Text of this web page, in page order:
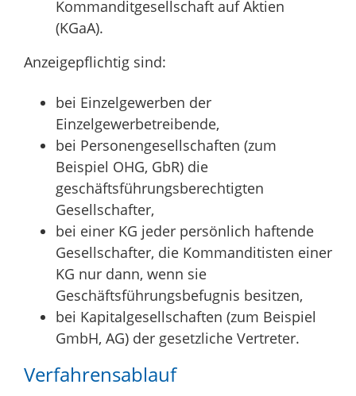
Kommanditgesellschaft auf Aktien
(KGaA).
Anzeigepflichtig sind:
bei Einzelgewerben der
Einzelgewerbetreibende,
bei Personengesellschaften (zum
Beispiel OHG, GbR) die
geschäftsführungsberechtigten
Gesellschafter,
bei einer KG jeder persönlich haftende
Gesellschafter, die Kommanditisten einer
KG nur dann, wenn sie
Geschäftsführungsbefugnis besitzen,
bei Kapitalgesellschaften (zum Beispiel
GmbH, AG) der gesetzliche Vertreter.
Verfahrensablauf